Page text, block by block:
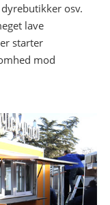
osv.
lave
starter
mod